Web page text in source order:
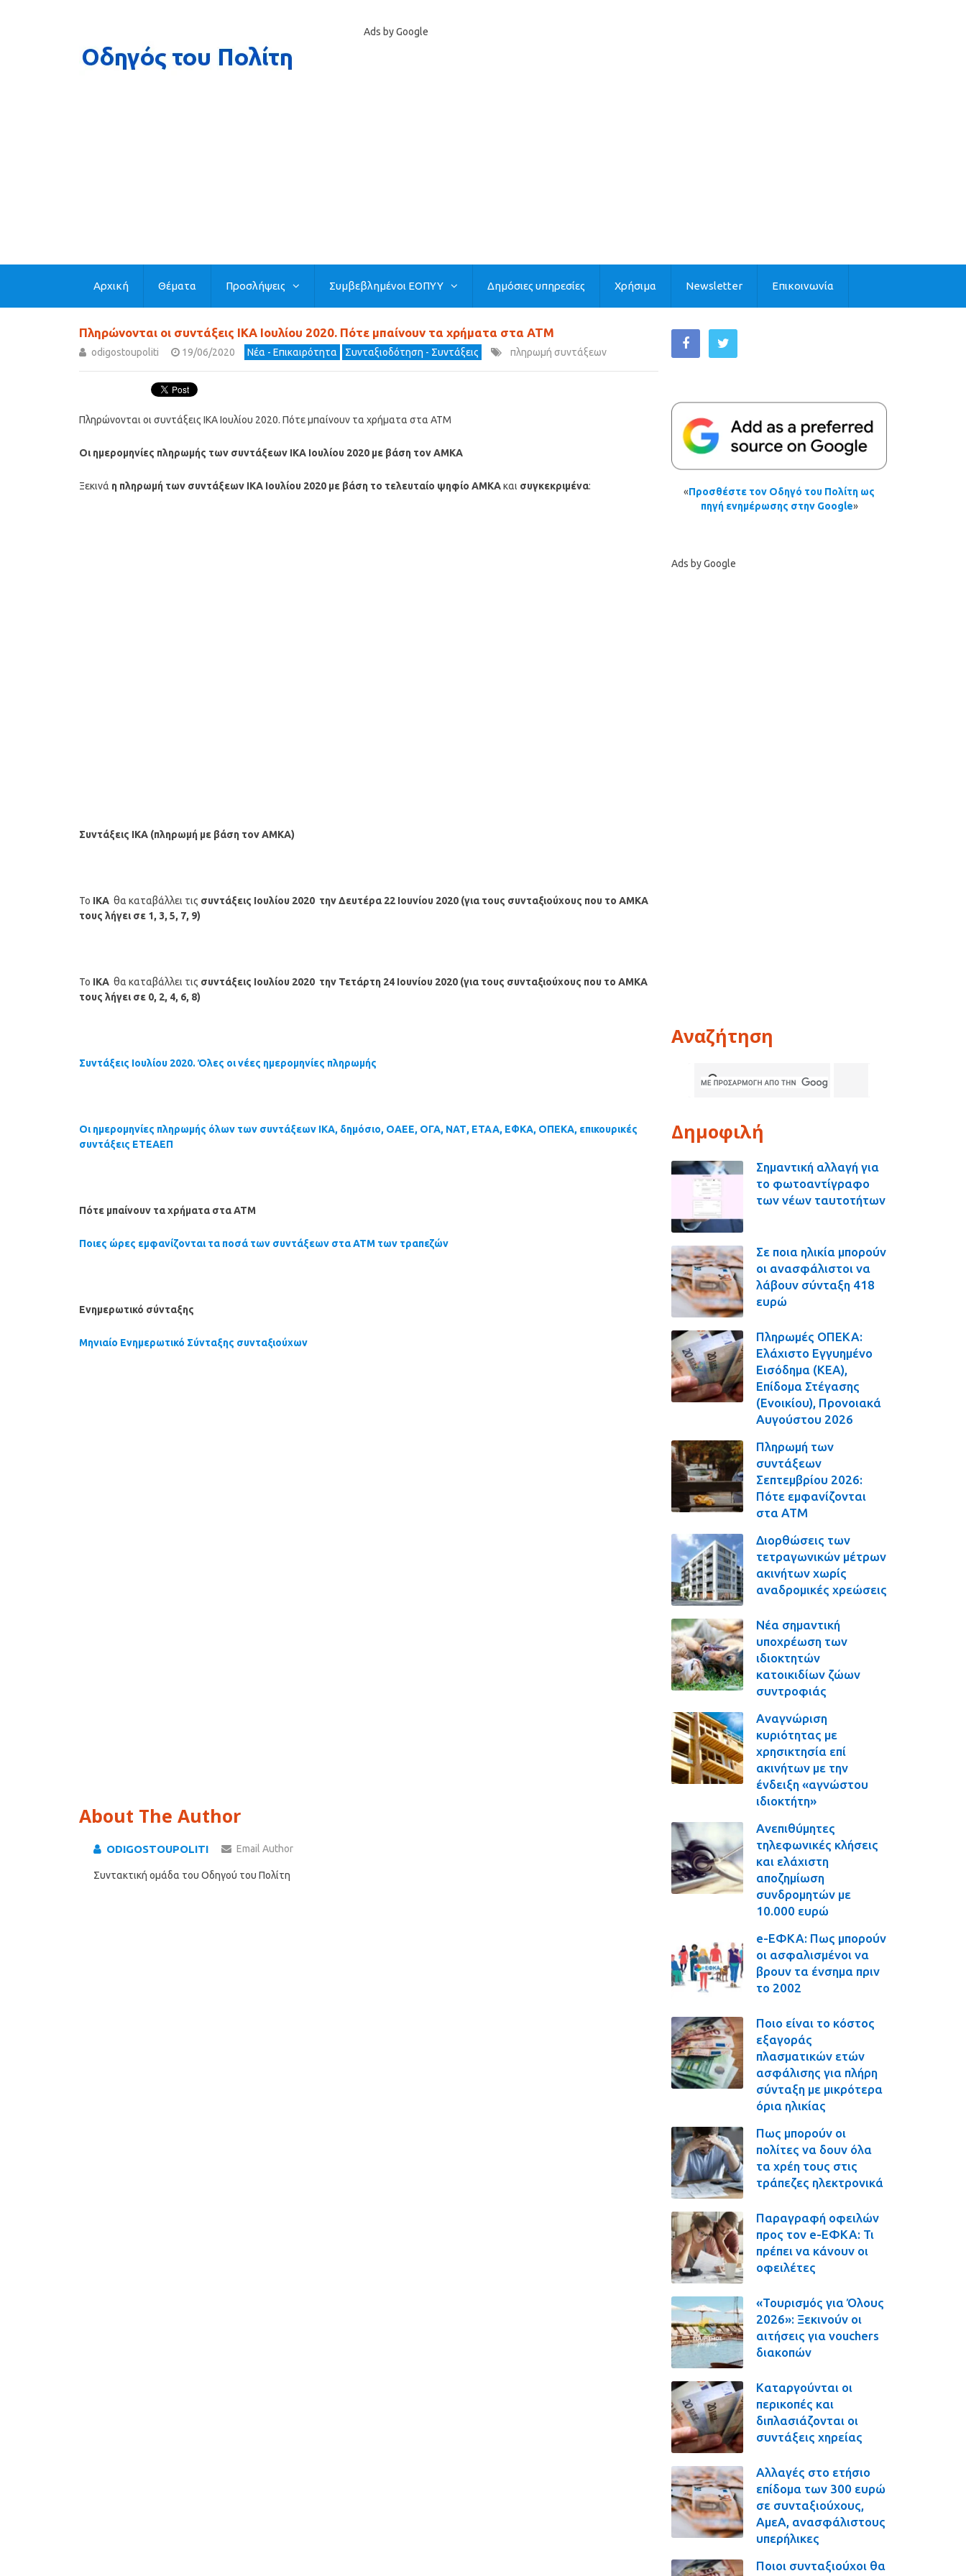
Ads by Google
Αρχική Θέματα Προσλήψεις Συμβεβλημένοι ΕΟΠΥΥ Δημόσιες υπηρεσίες Χρήσιμα Newsletter Επικοινωνία
Πληρώνονται οι συντάξεις ΙΚΑ Ιουλίου 2020. Πότε μπαίνουν τα χρήματα στα ΑΤΜ
odigostoupoliti 19/06/2020 Νέα - Επικαιρότητα Συνταξιοδότηση - Συντάξεις πληρωμή συντάξεων
Πληρώνονται οι συντάξεις ΙΚΑ Ιουλίου 2020. Πότε μπαίνουν τα χρήματα στα ΑΤΜ
Οι ημερομηνίες πληρωμής των συντάξεων ΙΚΑ Ιουλίου 2020 με βάση τον ΑΜΚΑ
Ξεκινά η πληρωμή των συντάξεων ΙΚΑ Ιουλίου 2020 με βάση το τελευταίο ψηφίο ΑΜΚΑκαι συγκεκριμένα:
Συντάξεις ΙΚΑ (πληρωμή με βάση τον ΑΜΚΑ)
Το ΙΚΑ θα καταβάλλει τις συντάξεις Ιουλίου 2020 την Δευτέρα 22 Ιουνίου 2020 (για τους συνταξιούχους που το ΑΜΚΑ
τους λήγει σε 1, 3, 5, 7, 9)
Το ΙΚΑ θα καταβάλλει τις συντάξεις Ιουλίου 2020 την Τετάρτη 24 Ιουνίου 2020 (για τους συνταξιούχους που το ΑΜΚΑ
τους λήγει σε 0, 2, 4, 6, 8)
Συντάξεις Ιουλίου 2020. Όλες οι νέες ημερομηνίες πληρωμής
Οι ημερομηνίες πληρωμής όλων των συντάξεων ΙΚΑ, δημόσιο, ΟΑΕΕ, ΟΓΑ, ΝΑΤ, ΕΤΑΑ, ΕΦΚΑ, ΟΠΕΚΑ, επικουρικές
συντάξεις ΕΤΕΑΕΠ
Πότε μπαίνουν τα χρήματα στα ΑΤΜ
Ποιες ώρες εμφανίζονται τα ποσά των συντάξεων στα ΑΤΜ των τραπεζών
Ενημερωτικό σύνταξης
Μηνιαίο Ενημερωτικό Σύνταξης συνταξιούχων
About The Author
ODIGOSTOUPOLITI Email Author
Συντακτική ομάδα του Οδηγού του Πολίτη
«Προσθέστε τον Οδηγό του Πολίτη ως
πηγή ενημέρωσης στην Google»
Ads by Google
Αναζήτηση
Δημοφιλή
Σημαντική αλλαγή για
το φωτοαντίγραφο
των νέων ταυτοτήτων
Σε ποια ηλικία μπορούν
οι ανασφάλιστοι να
λάβουν σύνταξη 418
ευρώ
Πληρωμές ΟΠΕΚΑ:
Ελάχιστο Εγγυημένο
Εισόδημα (ΚΕΑ),
Επίδομα Στέγασης
(Ενοικίου), Προνοιακά
Αυγούστου 2026
Πληρωμή των
συντάξεων
Σεπτεμβρίου 2026:
Πότε εμφανίζονται
στα ΑΤΜ
Διορθώσεις των
τετραγωνικών μέτρων
ακινήτων χωρίς
αναδρομικές χρεώσεις
Νέα σημαντική
υποχρέωση των
ιδιοκτητών
κατοικιδίων ζώων
συντροφιάς
Αναγνώριση
κυριότητας με
χρησικτησία επί
ακινήτων με την
ένδειξη «αγνώστου
ιδιοκτήτη»
Ανεπιθύμητες
τηλεφωνικές κλήσεις
και ελάχιστη
αποζημίωση
συνδρομητών με
10.000 ευρώ
e-ΕΦΚΑ: Πως μπορούν
οι ασφαλισμένοι να
βρουν τα ένσημα πριν
το 2002
Ποιο είναι το κόστος
εξαγοράς
πλασματικών ετών
ασφάλισης για πλήρη
σύνταξη με μικρότερα
όρια ηλικίας
Πως μπορούν οι
πολίτες να δουν όλα
τα χρέη τους στις
τράπεζες ηλεκτρονικά
Παραγραφή οφειλών
προς τον e-ΕΦΚΑ: Τι
πρέπει να κάνουν οι
οφειλέτες
«Τουρισμός για Όλους
2026»: Ξεκινούν οι
αιτήσεις για vouchers
διακοπών
Καταργούνται οι
περικοπές και
διπλασιάζονται οι
συντάξεις χηρείας
Αλλαγές στο ετήσιο
επίδομα των 300 ευρώ
σε συνταξιούχους,
ΑμεΑ, ανασφάλιστους
υπερήλικες
Ποιοι συνταξιούχοι θα